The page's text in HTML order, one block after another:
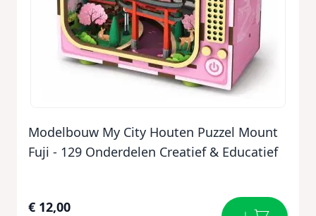
Modelbouw My City Houten Puzzel Mount
Fuji - 129 Onderdelen Creatief & Educatief
€ 12,00